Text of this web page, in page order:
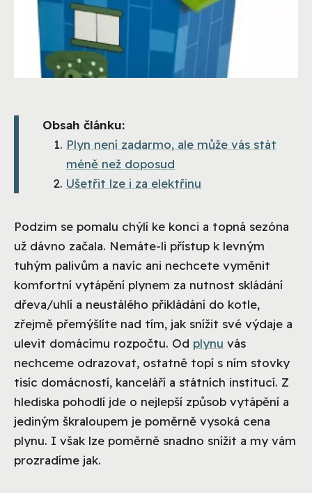
Obsah článku:
Plyn není zadarmo, ale může vás stát
méně než doposud
Ušetřit lze i za elektřinu
Podzim se pomalu chýlí ke konci a topná sezóna
už dávno začala. Nemáte-li přístup k levným
tuhým palivům a navíc ani nechcete vyměnit
komfortní vytápění plynem za nutnost skládání
dřeva/uhlí a neustálého přikládání do kotle,
zřejmě přemýšlíte nad tím, jak snížit své výdaje a
ulevit domácímu rozpočtu. Od plynu vás
nechceme odrazovat, ostatně topí s ním stovky
tisíc domácností, kanceláří a státních institucí. Z
hlediska pohodlí jde o nejlepší způsob vytápění a
jediným škraloupem je poměrně vysoká cena
plynu. I však lze poměrně snadno snížit a my vám
prozradíme jak.